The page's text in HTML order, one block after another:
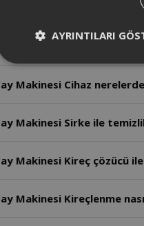
Makinesi Cihazın
Makinesi Cihazın garanti
Makinesi Cihaz
Makinesi Sirke ile
Makinesi Kireç çözücü
Makinesi Kireçlenme
AYRINTILARI